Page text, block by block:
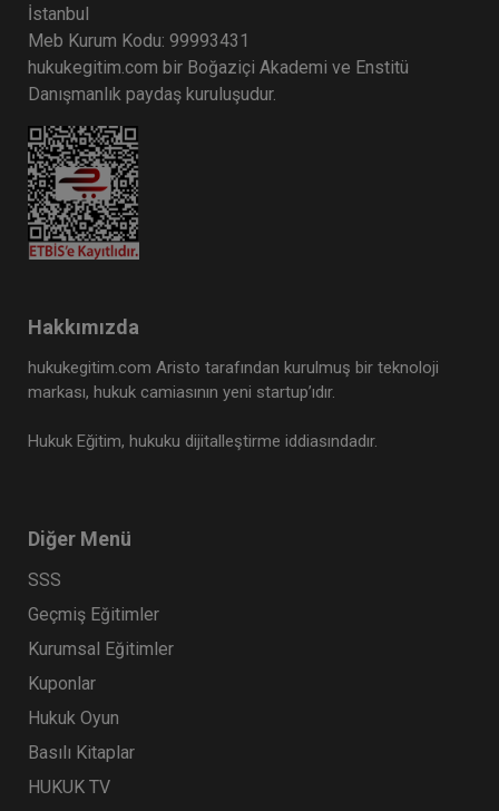
Şirketler Hukuku - 4 - II. Ticaret Hukuku Kongresi
- IX. Oturum Video Kaydı
360 TL
Şirketler Hukuku - 2 - II. Ticaret Hukuku Kongresi
- VII. Oturum Video Kaydı
360 TL
Tüketici Hukuku Enstitüsü
İstanbul
Meb Kurum Kodu: 99993431
hukukegitim.com bir Boğaziçi Akademi ve Enstitü
Danışmanlık paydaş kuruluşudur.
Hakkımızda
hukukegitim.com Aristo tarafından kurulmuş bir teknoloji
markası, hukuk camiasının yeni startup’ıdır.
Hukuk Eğitim, hukuku dijitalleştirme iddiasındadır.
Diğer Menü
SSS
Geçmiş Eğitimler
Kurumsal Eğitimler
Kuponlar
Hukuk Oyun
Basılı Kitaplar
HUKUK TV